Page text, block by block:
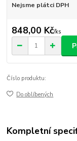
Nejsme plátci DPH
848,00 Kč/ks
Číslo produktu:
Do oblíbených
Kompletní